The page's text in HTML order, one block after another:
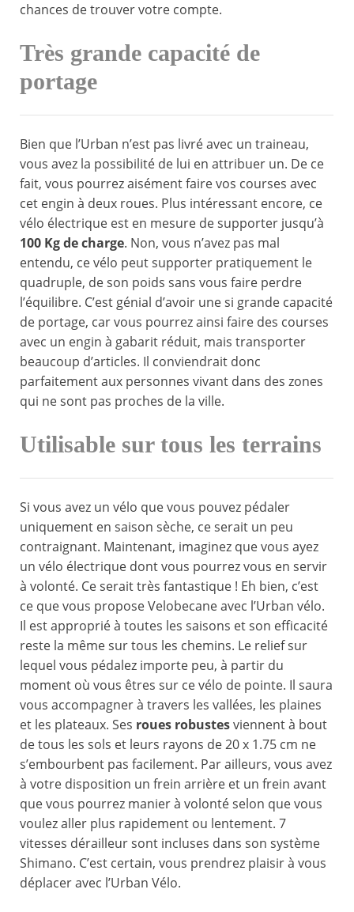
chances de trouver votre compte.
Très grande capacité de
portage
Bien que l’Urban n’est pas livré avec un traineau,
vous avez la possibilité de lui en attribuer un. De ce
fait, vous pourrez aisément faire vos courses avec
cet engin à deux roues. Plus intéressant encore, ce
vélo électrique est en mesure de supporter jusqu’à
100 Kg de charge. Non, vous n’avez pas mal
entendu, ce vélo peut supporter pratiquement le
quadruple, de son poids sans vous faire perdre
l’équilibre. C’est génial d’avoir une si grande capacité
de portage, car vous pourrez ainsi faire des courses
avec un engin à gabarit réduit, mais transporter
beaucoup d’articles. Il conviendrait donc
parfaitement aux personnes vivant dans des zones
qui ne sont pas proches de la ville.
Utilisable sur tous les terrains
Si vous avez un vélo que vous pouvez pédaler
uniquement en saison sèche, ce serait un peu
contraignant. Maintenant, imaginez que vous ayez
un vélo électrique dont vous pourrez vous en servir
à volonté. Ce serait très fantastique ! Eh bien, c’est
ce que vous propose Velobecane avec l’Urban vélo.
Il est approprié à toutes les saisons et son efficacité
reste la même sur tous les chemins. Le relief sur
lequel vous pédalez importe peu, à partir du
moment où vous êtres sur ce vélo de pointe. Il saura
vous accompagner à travers les vallées, les plaines
et les plateaux. Ses roues robustesviennent à bout
de tous les sols et leurs rayons de 20 x 1.75 cm ne
s’embourbent pas facilement. Par ailleurs, vous avez
à votre disposition un frein arrière et un frein avant
que vous pourrez manier à volonté selon que vous
voulez aller plus rapidement ou lentement. 7
vitesses dérailleur sont incluses dans son système
Shimano. C’est certain, vous prendrez plaisir à vous
déplacer avec l’Urban Vélo.